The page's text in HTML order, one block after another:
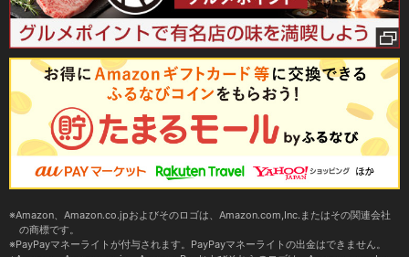
Amazon、Amazon.co.jpおよびそのロゴは、Amazon.com,Inc.またはその関連会社
の商標です。
PayPayマネーライトが付与されます。PayPayマネーライトの出金はできません。